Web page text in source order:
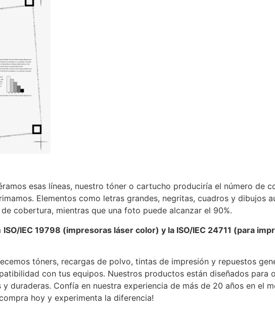
esas líneas, nuestro tóner o cartucho produciría el número de
Elementos como letras grandes, negritas, cuadros y dibujos
cobertura, mientras que una foto puede alcanzar el 90%.
ISO/IEC 19798 (impresoras láser color) y la ISO/IEC 24711 (para
tóners, recargas de polvo, tintas de impresión y repuestos
con tus equipos. Nuestros productos están diseñados
y duraderas. Confía en nuestra experiencia de más de 20 años en el
hoy y experimenta la diferencia!